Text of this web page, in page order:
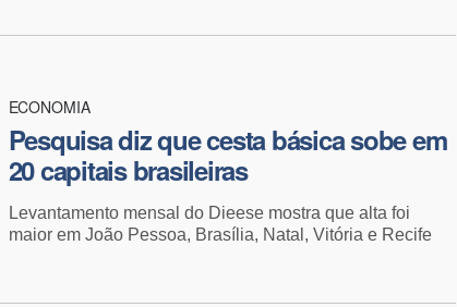
ECONOMIA
Pesquisa diz que cesta básica sobe em
20 capitais brasileiras
Levantamento mensal do Dieese mostra que alta foi
maior em João Pessoa, Brasília, Natal, Vitória e Recife